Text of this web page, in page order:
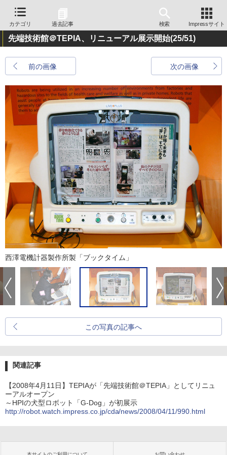
カテゴリ 過去記事 検索 Impressサイト
先端技術館＠TEPIA、リニューアル展示開始(25/51)
前の画像 次の画像
西澤電機計器製作所製「ブックタイム」
この写真の記事へ
関連記事
【2008年4月11日】TEPIAが「先端技術館＠TEPIA」としてリニュ
ーアルオープン
～HPIの犬型ロボット「G-Dog」が初展示
http://robot.watch.impress.co.jp/cda/news/2008/04/11/990.html